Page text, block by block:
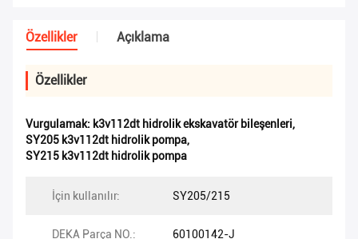
Özellikler Açıklama
Özellikler
Vurgulamak: k3v112dt hidrolik ekskavatör bileşenleri,
SY205 k3v112dt hidrolik pompa,
SY215 k3v112dt hidrolik pompa
İçin kullanılır: SY205/215
DEKA Parça NO.: 60100142-J